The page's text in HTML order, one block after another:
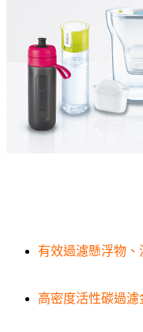
有效過濾懸浮物
高密度活性碳過